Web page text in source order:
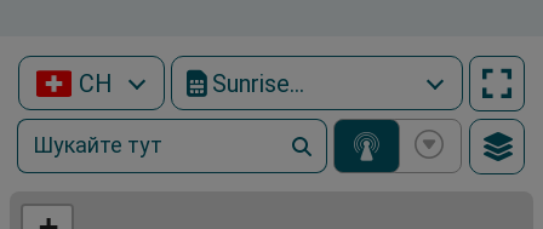
CH Sunrise Mobile